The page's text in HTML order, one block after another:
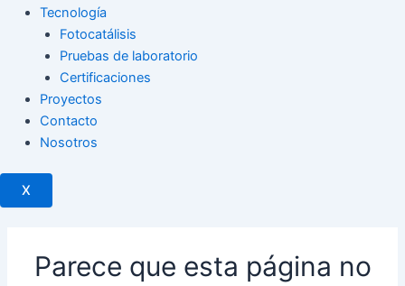
Tecnología
Fotocatálisis
Pruebas de laboratorio
Certificaciones
Proyectos
Contacto
Nosotros
X
Parece que esta página no